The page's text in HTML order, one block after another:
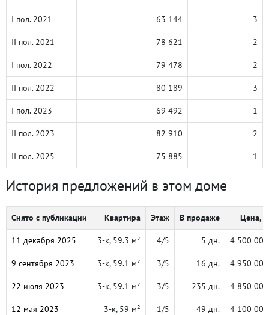
I пол. 2021 63 144 3
II пол. 2021 78 621 2
I пол. 2022 79 478 2
II пол. 2022 80 189 3
I пол. 2023 69 492 1
II пол. 2023 82 910 2
II пол. 2025 75 885 1
История предложений в этом доме
Снято с публикации Квартира Этаж В продаже Цена, ₽
11 декабря 2025 3-к, 59.3 м² 4/5 5 дн. 4 500 000
9 сентября 2023 3-к, 59.1 м² 3/5 16 дн. 4 950 000
22 июля 2023 3-к, 59.1 м² 3/5 235 дн. 4 850 000
12 мая 2023 3-к, 59 м² 1/5 49 дн. 4 100 000